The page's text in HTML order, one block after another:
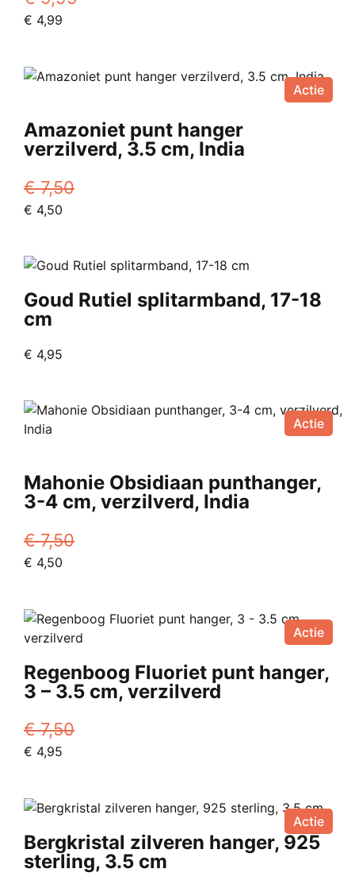
Oorspronkelijke
€ 9,95.
€ 4,99
€ 4,99.
Actie
Amazoniet punt hanger
verzilverd, 3.5 cm, India
€7,50
Oorspronkelijke
€ 7,50.
€ 4,50
€ 4,50.
Goud Rutiel splitarmband, 17-18
cm
€ 4,95
Actie
Mahonie Obsidiaan punthanger,
3-4 cm, verzilverd, India
€7,50
Oorspronkelijke
€ 7,50.
€ 4,50
€ 4,50.
Actie
Regenboog Fluoriet punt hanger,
3 – 3.5 cm, verzilverd
€7,50
Oorspronkelijke
€ 7,50.
€ 4,95
€ 4,95.
Actie
Bergkristal zilveren hanger, 925
sterling, 3.5 cm